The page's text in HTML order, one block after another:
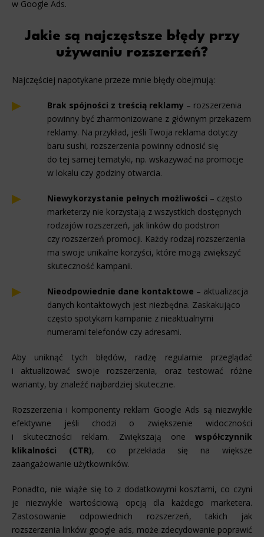
w Google Ads.
Jakie są najczęstsze błędy przy
używaniu rozszerzeń?
Najczęściej napotykane przeze mnie błędy obejmują:
Brak spójności z treścią reklamy – rozszerzenia
powinny być zharmonizowane z głównym przekazem
reklamy. Na przykład, jeśli Twoja reklama dotyczy
baru sushi, rozszerzenia powinny odnosić się
do tej samej tematyki, np. wskazywać na promocje
w lokalu czy godziny otwarcia.
Niewykorzystanie pełnych możliwości – często
marketerzy nie korzystają z wszystkich dostępnych
rodzajów rozszerzeń, jak linków do podstron
czy rozszerzeń promocji. Każdy rodzaj rozszerzenia
ma swoje unikalne korzyści, które mogą zwiększyć
skuteczność kampanii.
Nieodpowiednie dane kontaktowe – aktualizacja
danych kontaktowych jest niezbędna. Zaskakująco
często spotykam kampanie z nieaktualnymi
numerami telefonów czy adresami.
Aby uniknąć tych błędów, radzę regularnie przeglądać
i aktualizować swoje rozszerzenia, oraz testować różne
warianty, by znaleźć najbardziej skuteczne.
Rozszerzenia i komponenty reklam Google Ads są niezwykle
efektywne jeśli chodzi o zwiększenie widoczności
i skuteczności reklam. Zwiększają one współczynnik
klikalności (CTR), co przekłada się na większe
zaangażowanie użytkowników.
Ponadto, nie wiąże się to z dodatkowymi kosztami, co czyni
je niezwykle wartościową opcją dla każdego marketera.
Zastosowanie odpowiednich rozszerzeń, takich jak
rozszerzenia linków google ads, może zdecydowanie poprawić